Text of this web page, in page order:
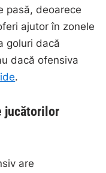
pasă, deoarece
ajutor în zonele
goluri dacă
dacă ofensiva
.
jucătorilor
are